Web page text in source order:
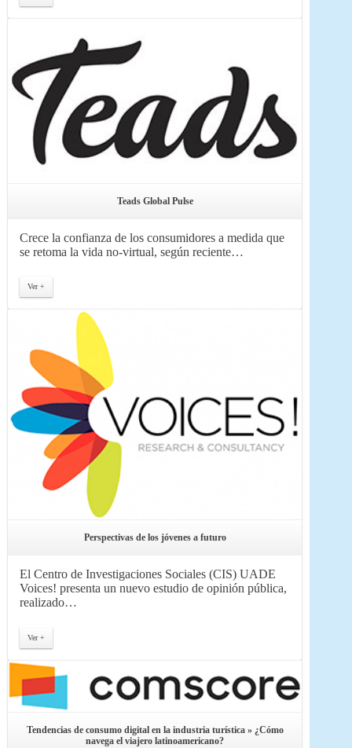
Teads Global Pulse
Crece la confianza de los consumidores a medida que
se retoma la vida no-virtual, según reciente…
Ver +
Perspectivas de los jóvenes a futuro
El Centro de Investigaciones Sociales (CIS) UADE
Voices! presenta un nuevo estudio de opinión pública,
realizado…
Ver +
Tendencias de consumo digital en la industria turística » ¿Cómo
navega el viajero latinoamericano?